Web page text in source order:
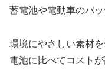
蓄電池や電動車のバ
環境にやさしい素材
電池に比べてコストが